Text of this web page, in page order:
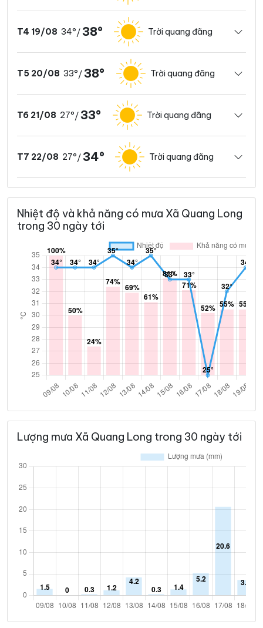
T4 19/08 34°/ 38° Trời quang đãng
T5 20/08 33°/ 38° Trời quang đãng
T6 21/08 27°/ 33° Trời quang đãng
T7 22/08 27°/ 34° Trời quang đãng
Nhiệt độ và khả năng có mưa Xã Quang Long
trong 30 ngày tới
Lượng mưa Xã Quang Long trong 30 ngày tới